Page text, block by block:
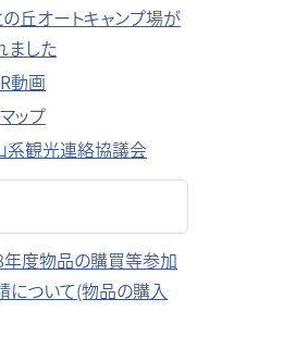
丘オートキャンプ場が
ました
動画
ップ
系観光連絡協議会
年度物品の購買等参加
について(物品の購入